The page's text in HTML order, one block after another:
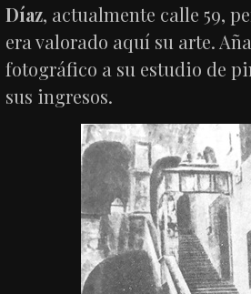
Díaz, actualmente calle 59,
era valorado aquí su arte.
fotográfico a su estudio de
sus ingresos.